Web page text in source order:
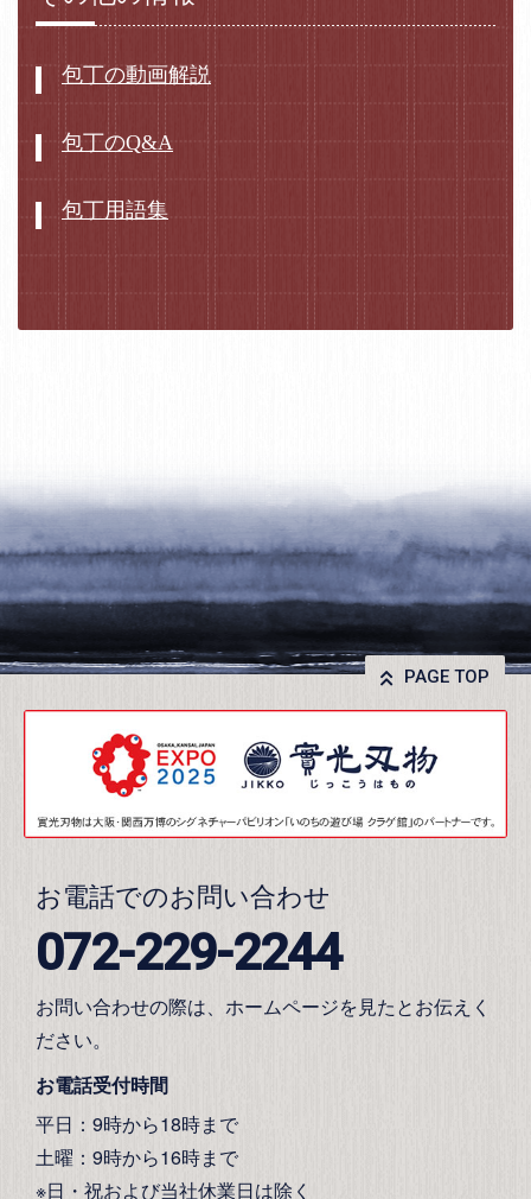
包丁の動画解説
包丁のQ&A
包丁用語集
PAGE TOP
お電話でのお問い合わせ
072-229-2244
お問い合わせの際は、ホームページを見たとお伝えく
ださい。
お電話受付時間
平日：9時から18時まで
土曜：9時から16時まで
※日・祝および当社休業日は除く